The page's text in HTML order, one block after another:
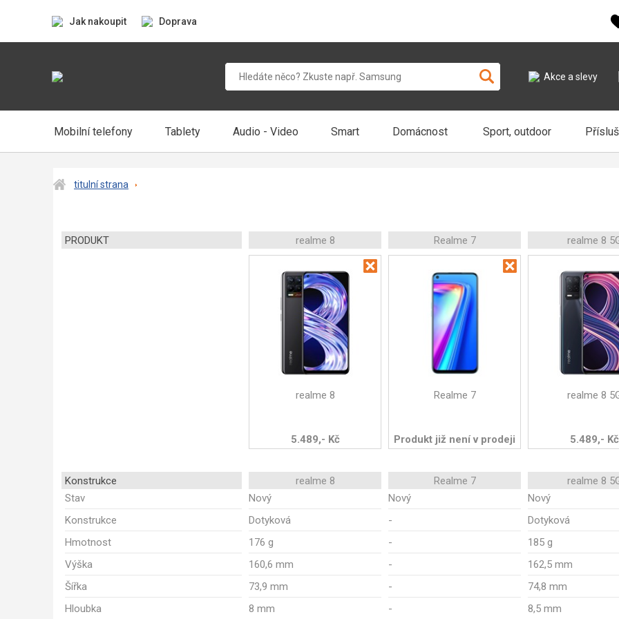
Jak nakoupit Doprava
Akce a slevy
Mobilní telefony Tablety Audio - Video Smart Domácnost Sport, outdoor
titulní strana
PRODUKT realme 8 Realme 7 realme 8
realme 8
5.489,- Kč
Realme 7
Produkt již není v prodeji
realme 8
5.489,- Kč
Konstrukce realme 8 Realme 7
realme 8
Stav
Nový Nový
Nový
Konstrukce
Dotyková -
Dotyková
Hmotnost
176 g -
185 g
Výška
160,6 mm -
162,5 mm
Šířka
73,9 mm -
74,8 mm
Hloubka
8 mm - 8,5 mm